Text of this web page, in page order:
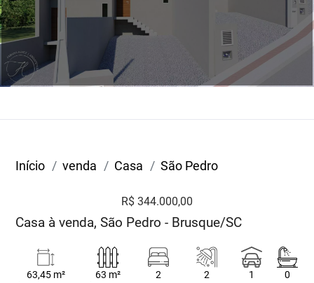
Início venda Casa São Pedro
R$ 344.000,00
Casa à venda, São Pedro - Brusque/SC
63,45 m²
63 m²
2
2
1
0